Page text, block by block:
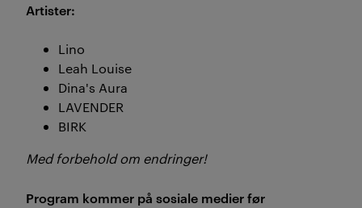
Artister:
Lino
Leah Louise
Dina's Aura
LAVENDER
BIRK
Med forbehold om endringer!
Program kommer på sosiale medier før